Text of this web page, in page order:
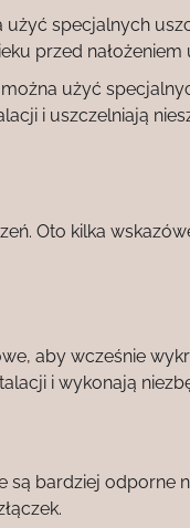
specjalnych
przed nałożeniem
użyć
i uszczelniają
Oto kilka
aby wcześnie
i wykonają
bardziej odporne